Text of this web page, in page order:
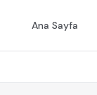
Ana Sayfa